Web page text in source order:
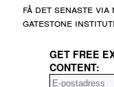
få det senaste via
gatestone
GET FREE
CONTENT: